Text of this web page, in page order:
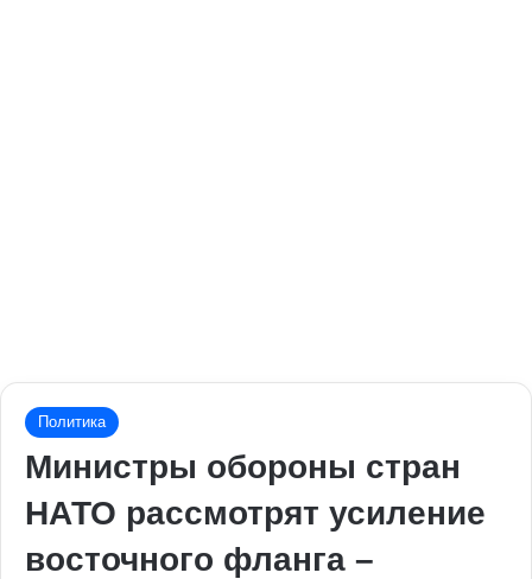
Политика
Министры обороны стран
НАТО рассмотрят усиление
восточного фланга –